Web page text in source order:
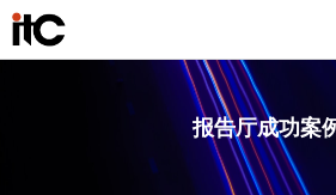
报告厅成功案